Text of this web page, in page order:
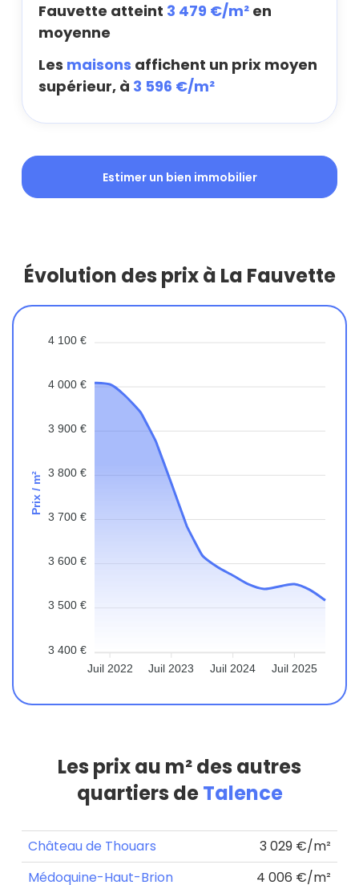
Fauvette atteint 3 479 €/m² en
moyenne
Les maisons affichent un prix moyen
supérieur, à 3 596 €/m²
Estimer un bien immobilier
Évolution des prix à La Fauvette
4 100 €
4 000 €
3 900 €
3 800 €
3 700 €
3 600 €
3 500 €
3 400 €
Prix / m²
Juil 2022 Juil 2023 Juil 2024 Juil 2025
Les prix au m² des autres
quartiers deTalence
Château de Thouars
3 029 €/m²
Médoquine-Haut-Brion
4 006 €/m²